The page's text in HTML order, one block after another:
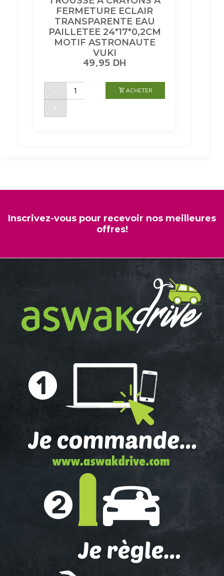
FERMETURE ECLAIR
TRANSPARENTE EAU
PAILLETEE 24*17*0,2CM
MOTIF ASTRONAUTE
VUKI
49,95 DH
-
quantité
TROUSSE
A
+
ACHETER
Inscrivez-vous pour recevoir nos meilleures
offres!